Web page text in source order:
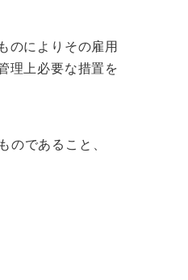
のによりその雇用
理上必要な措置を
であること、